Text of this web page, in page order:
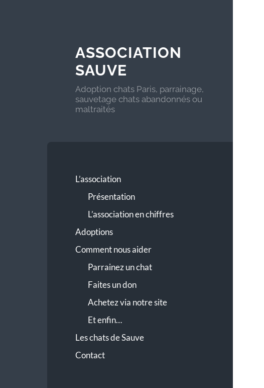
ASSOCIATION
SAUVE
Adoption chats Paris, parrainage,
sauvetage chats abandonnés ou
maltraités
L’association
Présentation
L’association en chiffres
Adoptions
Comment nous aider
Parrainez un chat
Faites un don
Achetez via notre site
Et enfin…
Les chats de Sauve
Contact